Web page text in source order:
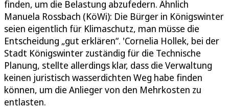
finden, um die Belastung abzufedern. Ähnlich
Manuela Rossbach (KöWi): Die Bürger in Königswinter
seien eigentlich für Klimaschutz, man müsse die
Entscheidung „gut erklären“. 'Cornelia Hollek, bei der
Stadt Königswinter zuständig für die Technische
Planung, stellte allerdings klar, dass die Verwaltung
keinen juristisch wasserdichten Weg habe finden
können, um die Anlieger von den Mehrkosten zu
entlasten.